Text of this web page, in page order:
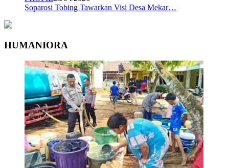
Soparosi Tobing Tawarkan Visi Desa Mekar…
HUMANIORA